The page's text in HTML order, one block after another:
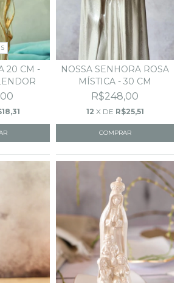
20 CM -
NOSSA SENHORA ROSA
MÍSTICA - 30 CM
R$248,00
12 X DE R$25,51